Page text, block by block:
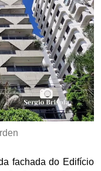
fachada do Edifício